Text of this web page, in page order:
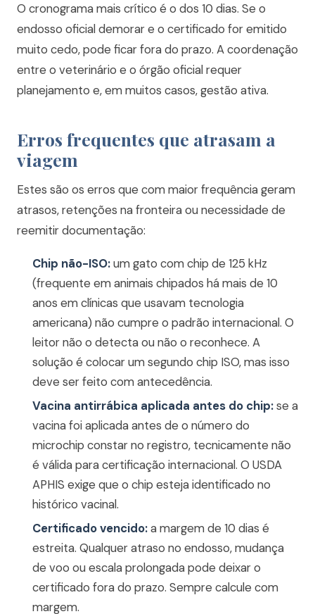
O cronograma mais crítico é o dos 10 dias. Se o
endosso oficial demorar e o certificado for emitido
muito cedo, pode ficar fora do prazo. A coordenação
entre o veterinário e o órgão oficial requer
planejamento e, em muitos casos, gestão ativa.
Erros frequentes que atrasam a
viagem
Estes são os erros que com maior frequência geram
atrasos, retenções na fronteira ou necessidade de
reemitir documentação:
Chip não-ISO:um gato com chip de 125 kHz
(frequente em animais chipados há mais de 10
anos em clínicas que usavam tecnologia
americana) não cumpre o padrão internacional. O
leitor não o detecta ou não o reconhece. A
solução é colocar um segundo chip ISO, mas isso
deve ser feito com antecedência.
Vacina antirrábica aplicada antes do chip:se a
vacina foi aplicada antes de o número do
microchip constar no registro, tecnicamente não
é válida para certificação internacional. O USDA
APHIS exige que o chip esteja identificado no
histórico vacinal.
Certificado vencido:a margem de 10 dias é
estreita. Qualquer atraso no endosso, mudança
de voo ou escala prolongada pode deixar o
certificado fora do prazo. Sempre calcule com
margem.